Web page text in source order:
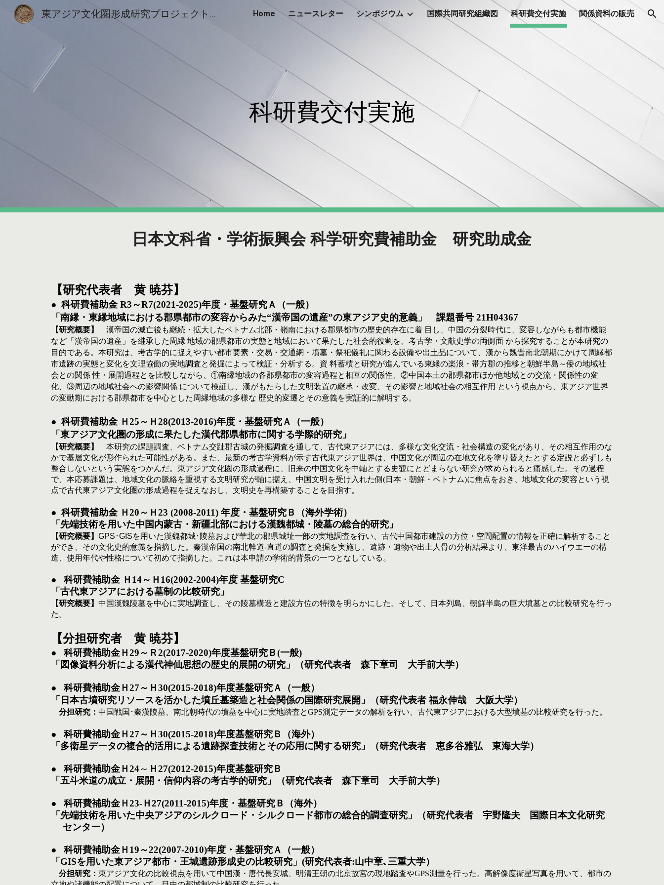
Skip to main content Skip to navigation
東アジア文化圏形成研究プロジェクト室 Home ニュースレター シンポジウム 国際共同研究組織図 科研費交付実施 関係資料の販売
科研費交付実施
日本文科省・学術振興会 科学研究費補助金　研究助成金
【研究代表者　黄 暁芬】
● 科研費補助金 R3～R7(2021-2025)年度・基盤研究Ａ（一般）
「南縁・東縁地域における郡県都市の変容からみた“漢帝国の遺産”の東アジア史的意義」　課題番号 21H04367
【研究概要】
漢帝国の滅亡後も継続・拡大したベトナム北部・嶺南における郡県都市の歴史的存在に着 目し、中国の分裂時代に、変容しながらも都市機能
など「漢帝国の遺産」を継承した周縁 地域の郡県都市の実態と地域において果たした社会的役割を、考古学・文献史学の両側面 から探究することが本研究の
目的である。本研究は、考古学的に捉えやすい都市要素・交易・交通網・墳墓・祭祀儀礼に関わる設備や出土品について、漢から魏晋南北朝期にかけて周縁都
市遺跡の実態と変化を文理協働の実地調査と発掘によって検証・分析する。資 料蓄積と研究が進んでいる東縁の楽浪・帯方郡の推移と朝鮮半島～倭の地域社
会との関係 性・展開過程とを比較しながら、①南縁地域の各郡県都市の変容過程と相互の関係性、②中国本土の郡県都市ほか他地域との交流・関係性の変
化、③周辺の地域社会への影響関係 について検証し、漢がもたらした文明装置の継承・改変、その影響と地域社会の相互作用 という視点から、東アジア世界
の変動期における郡県都市を中心とした周縁地域の多様な 歴史的変遷とその意義を実証的に解明する。
● 科研費補助金 Ｈ25～Ｈ28(2013-2016)年度・基盤研究Ａ（一般）
「東アジア文化圏の形成に果たした漢代郡県都市に関する学際的研究」
【研究概要】
本研究の課題調査、ベトナム交趾郡古城の発掘調査を通して、古代東アジアには、多様な文化交流・社会構造の変化があり、その相互作用のな
かで基層文化が形作られた可能性がある。また、最新の考古学資料が示す古代東アジア世界は、中国文化が周辺の在地文化を塗り替えたとする定説と必ずしも
整合しないという実態をつかんだ。東アジア文化圏の形成過程に、旧来の中国文化を中軸とする史観にとどまらない研究が求められると痛感した。その過程
で、本応募課題は、地域文化の脈絡を重視する文明研究が軸に据え、中国文明を受け入れた側(日本・朝鮮・ベトナム)に焦点をおき、地域文化の変容という視
点で古代東アジア文化圏の形成過程を捉えなおし、文明史を再構築することを目指す。
● 科研費補助金 Ｈ20～Ｈ23 (2008-2011) 年度・基盤研究Ｂ（海外学術）
「先端技術を用いた中国内蒙古・新疆北部における漢魏都城・陵墓の総合的研究」
【研究概要】 GPS･GISを用いた漢魏都城･陵墓および華北の郡県城址一部の実地調査を行い、古代中 国都市建設の方位・空間配置の情報を正確に解析すること
ができ、その文化史的意義を指摘した。秦漢帝国の南北幹道-直道の調査と発掘を実施し、遺跡・遺物や出土人骨の分析結果より、東洋最古のハイウエーの構
造、使用年代や性格について初めて指摘した。これは本申請の学術的背景の一つとなしている。
● 科研費補助金 Ｈ14～Ｈ16(2002-2004)年度 基盤研究C
「古代東アジアにおける墓制の比較研究」
【研究概要】 中国漢魏陵墓を中心に実地調査し、その陵墓構造と建設方位の特徴を明らかにした。そして、日本列島、朝鮮半島の巨大墳墓との比較研究を行っ
た。
【分担研究者　黄 暁芬】
● 科研費補助金Ｈ29～Ｒ2(2017-2020)年度基盤研究Ｂ(一般)
「図像資料分析による漢代神仙思想の歴史的展開の研究」（研究代表者　森下章司　大手前大学）
● 科研費補助金Ｈ27～Ｈ30(2015-2018)年度基盤研究Ａ（一般）
「日本古墳研究リソースを活かした墳丘墓築造と社会関係の国際研究展開」（研究代表者 福永伸哉　大阪大学）
分担研究： 中国戦国･秦漢陵墓、南北朝時代の墳墓を中心に実地踏査とGPS測定データの解析を行い、古代東アジアにおける大型墳墓の比較研究を行った。
● 科研費補助金Ｈ27～Ｈ30(2015-2018)年度基盤研究Ｂ（海外）
「多衛星データの複合的活用による遺跡探査技術とその応用に関する研究」（研究代表者　恵多谷雅弘　東海大学）
● 科研費補助金Ｈ24～ Ｈ27(2012-2015)年度基盤研究Ｂ
「五斗米道の成立・展開・信仰内容の考古学的研究」（研究代表者　森下章司　大手前大学）
● 科研費補助金Ｈ23-Ｈ27(2011-2015)年度・基盤研究Ｂ（海外）
「先端技術を用いた中央アジアのシルクロード・シルクロード都市の総合的調査研究」（研究代表者　宇野隆夫　国際日本文化研究
センター）
● 科研費補助金Ｈ19～22(2007-2010)年度・基盤研究Ａ（一般）
「GISを用いた東アジア都市・王城遺跡形成史の比較研究」(研究代表者:山中章､三重大学）
分担研究： 東アジア文化の比較視点を用いて中国漢・唐代長安城、明清王朝の北京故宮の現地踏査やGPS測量を行った。高解像度衛星写真を用いて、都市の